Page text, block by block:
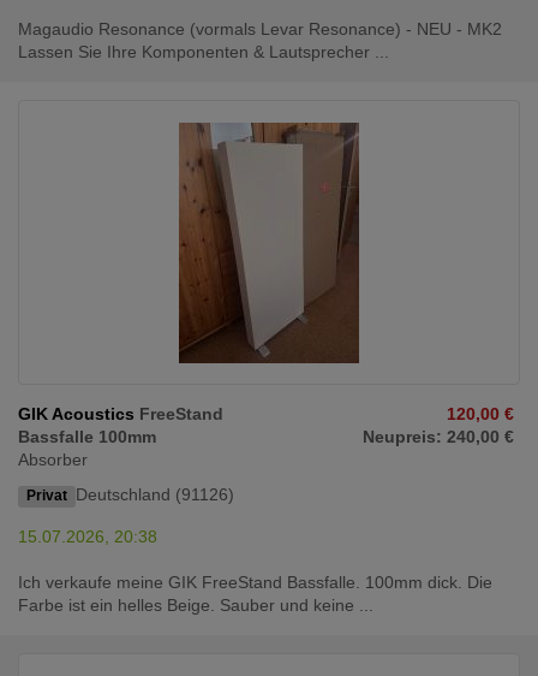
Magaudio Resonance (vormals Levar Resonance) - NEU - MK2
Lassen Sie Ihre Komponenten & Lautsprecher ...
GIK Acoustics FreeStand
Bassfalle 100mm
Absorber
Privat Deutschland (91126)
120,00 €
Neupreis: 240,00 €
15.07.2026, 20:38
Ich verkaufe meine GIK FreeStand Bassfalle. 100mm dick. Die
Farbe ist ein helles Beige. Sauber und keine ...